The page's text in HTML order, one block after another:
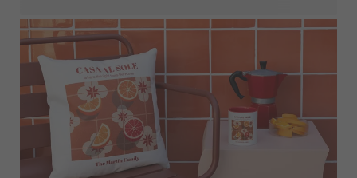
hänelle muistuu mieleen tämä jännittävä uusi luku
elämässä. Täydellinen tapa lisätä persoonallisuutta seinille
ja muuttaa talo oikeaksi kodiksi.